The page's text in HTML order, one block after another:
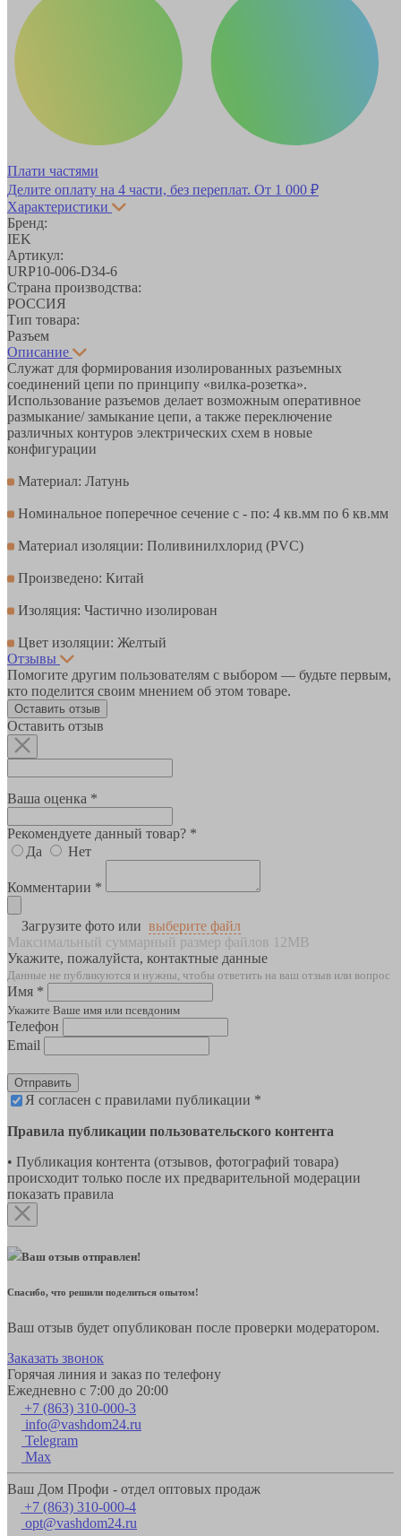
Плати частями
Делите оплату на 4 части, без переплат. От 1 000 ₽
Характеристики
Бренд:
IEK
Артикул:
URP10-006-D34-6
Страна производства:
РОССИЯ
Тип товара:
Разъем
Описание
Служат для формирования изолированных разъемных
соединений цепи по принципу «вилка-розетка».
Использование разъемов делает возможным оперативное
размыкание/ замыкание цепи, а также переключение
различных контуров электрических схем в новые
конфигурации
Материал: Латунь
Номинальное поперечное сечение с - по: 4 кв.мм по 6 кв.мм
Материал изоляции: Поливинилхлорид (PVC)
Произведено: Китай
Изоляция: Частично изолирован
Цвет изоляции: Желтый
Отзывы
Помогите другим пользователям с выбором — будьте первым,
кто поделится своим мнением об этом товаре.
Оставить отзыв
Оставить отзыв
Ваша оценка *
Рекомендуете данный товар? *
Да
Нет
Комментарии *
Загрузите фото или выберите файл
Максимальный суммарный размер файлов 12MB
Укажите, пожалуйста, контактные данные
Данные не публикуются и нужны, чтобы ответить на ваш отзыв или вопрос
Имя *
Укажите Ваше имя или псевдоним
Телефон
Email
Отправить
Я согласен с правилами публикации *
Правила публикации пользовательского контента
• Публикация контента (отзывов, фотографий товара)
происходит только после их предварительной модерации
показать правила
Ваш отзыв отправлен!
Спасибо, что решили поделиться опытом!
Ваш отзыв будет опубликован после проверки модератором.
Заказать звонок
Горячая линия и заказ по телефону
Ежедневно с 7:00 до 20:00
+7 (863) 310-000-3
info@vashdom24.ru
Telegram
Max
Ваш Дом Профи - отдел оптовых продаж
+7 (863) 310-000-4
opt@vashdom24.ru